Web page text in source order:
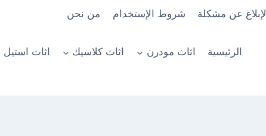
الإبلاغ عن مشكلة شروط الإستخدام من نحن
الرئيسية اثاث مودرن اثاث كلاسيك اثاث استيل